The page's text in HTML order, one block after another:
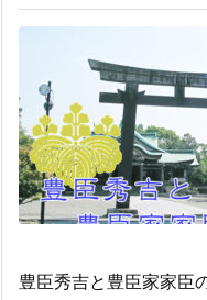
豊臣秀吉と豊臣家家臣